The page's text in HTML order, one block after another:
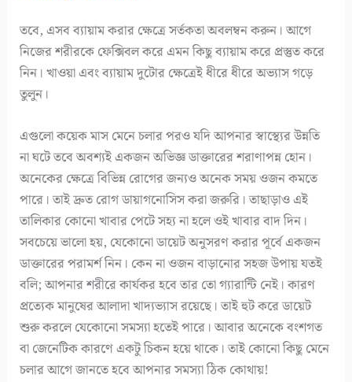
তবে, এসব ব্যায়াম করার ক্ষেত্রে সর্তকতা অবলম্বন করুন। আগে
নিজের শরীরকে ফেক্সিবল করে এমন কিছু ব্যায়াম করে প্রস্তুত করে
নিন। খাওয়া এবং ব্যায়াম দুটোর ক্ষেত্রেই ধীরে ধীরে অভ্যাস গড়ে
তুলুন।
এগুলো কয়েক মাস মেনে চলার পরও যদি আপনার স্বাস্থ্যের উন্নতি
না ঘটে তবে অবশ্যই একজন অভিজ্ঞ ডাক্তারের শরাণাপন্ন হোন।
অনেকের ক্ষেত্রে বিভিন্ন রোগের জন্যও অনেক সময় ওজন কমতে
পারে। তাই দ্রুত রোগ ডায়াগনোসিস করা জরুরি। তাছাড়াও এই
তালিকার কোনো খাবার পেটে সহ্য না হলে ওই খাবার বাদ দিন।
সবচেয়ে ভালো হয়, যেকোনো ডায়েট অনুসরণ করার পূর্বে একজন
ডাক্তারের পরামর্শ নিন। কেন না ওজন বাড়ানোর সহজ উপায় যতই
বলি; আপনার শরীরে কার্যকর হবে তার তো গ্যারান্টি নেই। কারণ
প্রত্যেক মানুষের আলাদা খাদ্যভ্যাস রয়েছে। তাই হুট করে ডায়েট
শুরু করলে যেকোনো সমস্যা হতেই পারে। আবার অনেকে বংশগত
বা জেনেটিক কারণে একটু চিকন হয়ে থাকে। তাই কোনো কিছু মেনে
চলার আগে জানতে হবে আপনার সমস্যা ঠিক কোথায়!